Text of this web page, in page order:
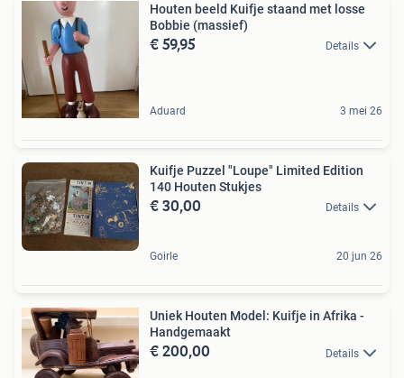
Houten beeld Kuifje staand met losse
Bobbie (massief)
€ 59,95 Details
Aduard 3 mei 26
Kuifje Puzzel "Loupe" Limited Edition
140 Houten Stukjes
€ 30,00 Details
Goirle 20 jun 26
Uniek Houten Model: Kuifje in Afrika -
Handgemaakt
€ 200,00 Details